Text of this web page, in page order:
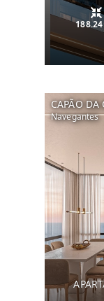
CAPÃO DA
Navegantes